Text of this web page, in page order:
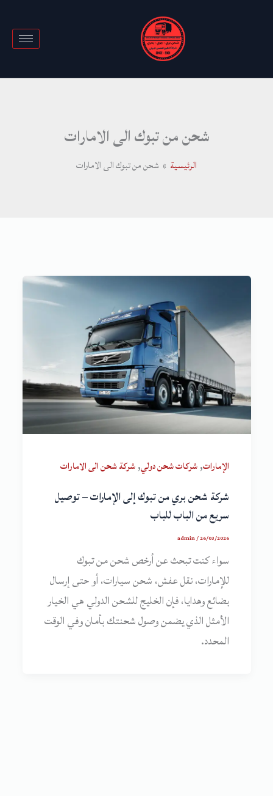
شحن من تبوك الى الامارات
الرئيسية شحن من تبوك الى الامارات
الإمارات,شركات شحن دولي,شركة شحن الى الامارات
شركة شحن بري من تبوك إلى الإمارات – توصيل
سريع من الباب للباب
admin/26/03/2026
سواء كنت تبحث عن أرخص شحن من تبوك
للإمارات، نقل عفش، شحن سيارات، أو حتى إرسال
بضائع وهدايا، فإن الخليج للشحن الدولي هي الخيار
الأمثل الذي يضمن وصول شحنتك بأمان وفي الوقت
المحدد.